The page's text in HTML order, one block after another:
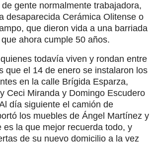
gente normalmente trabajadora,
desaparecida Cerámica Olitense o
que dieron vida a una barriada
ahora cumple 50 años.
todavía viven y rondan entre
que el 14 de enero se instalaron los
en la calle Brígida Esparza,
Ceci Miranda y Domingo Escudero
día siguiente el camión de
los muebles de Ángel Martínez y
es la que mejor recuerda todo, y
de su nuevo domicilio a la vez